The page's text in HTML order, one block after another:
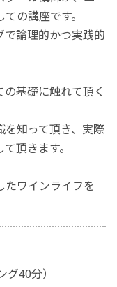
の講座です。
論理的かつ実践的
基礎に触れて頂く
を知って頂き、実際
頂きます。
ワインライフを
40分）